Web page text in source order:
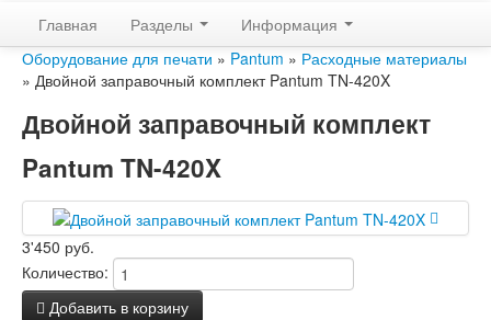
Главная Разделы
Информация
Оборудование для печати » Pantum » Расходные материалы
» Двойной заправочный комплект Pantum TN-420X
Двойной заправочный комплект
Pantum TN-420X
3'450 руб.
Количество:
Добавить в корзину